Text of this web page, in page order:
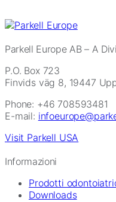
Parkell Europe AB– A
P.O. Box 723
Finvids väg 8, 19447
Phone: +46 708593481
E-mail:
Visit Parkell USA
Informazioni
Prodotti
Downloads